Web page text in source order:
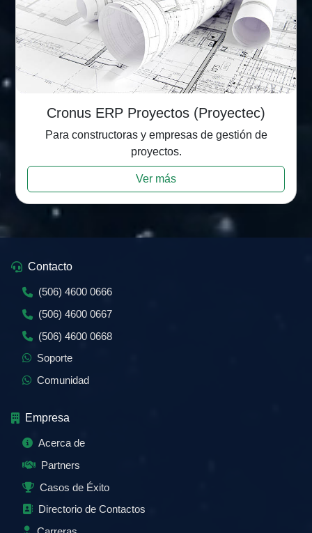
Cronus ERP Proyectos (Proyectec)
Para constructoras y empresas de gestión de
proyectos.
Ver más
Contacto
(506) 4600 0666
(506) 4600 0667
(506) 4600 0668
Soporte
Comunidad
Empresa
Acerca de
Partners
Casos de Éxito
Directorio de Contactos